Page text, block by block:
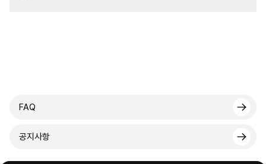
FAQ
공지사항